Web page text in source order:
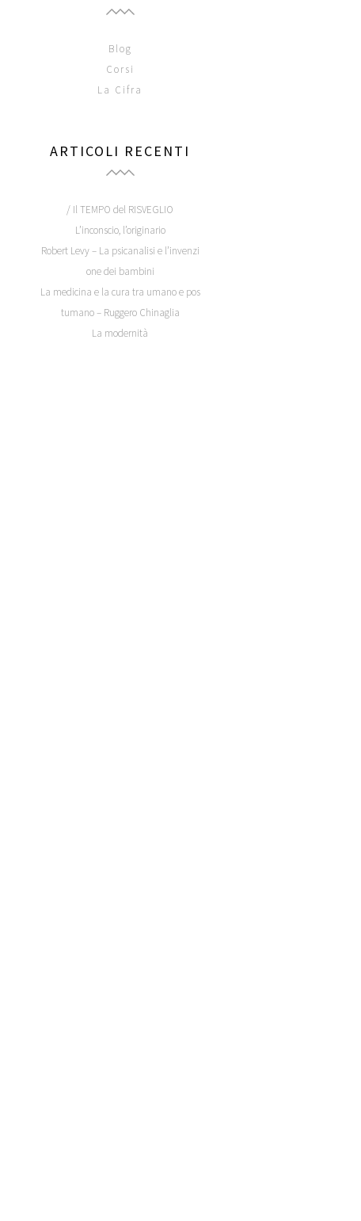
Blog
Corsi
La Cifra
ARTICOLI RECENTI
/ Il TEMPO del RISVEGLIO
L’inconscio, l’originario
Robert Levy – La psicanalisi e l’invenzi
one dei bambini
La medicina e la cura tra umano e pos
tumano – Ruggero Chinaglia
La modernità